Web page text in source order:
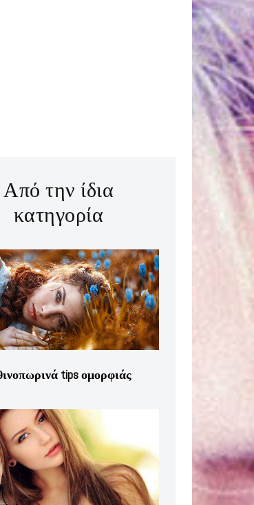
Από την ίδια
κατηγορία
tips ομορφιάς